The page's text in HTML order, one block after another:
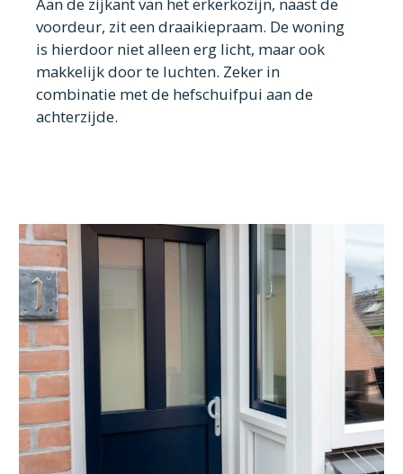
voordeur, zit een draaikiepraam. De woning
is hierdoor niet alleen erg licht, maar ook
makkelijk door te luchten. Zeker in
combinatie met de hefschuifpui aan de
achterzijde.